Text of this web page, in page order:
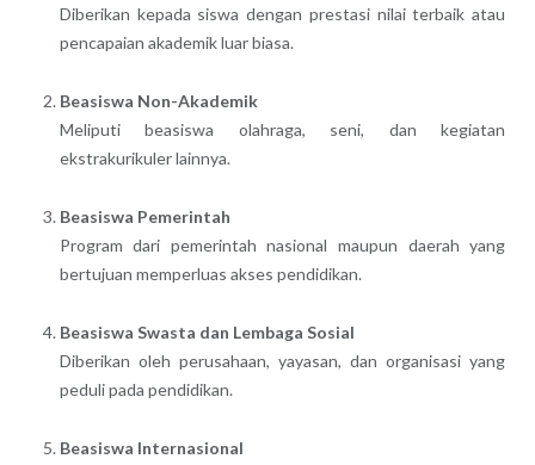
Diberikan kepada siswa dengan prestasi nilai terbaik atau
pencapaian akademik luar biasa.
Beasiswa Non-Akademik
Meliputi beasiswa olahraga, seni, dan kegiatan
ekstrakurikuler lainnya.
Beasiswa Pemerintah
Program dari pemerintah nasional maupun daerah yang
bertujuan memperluas akses pendidikan.
Beasiswa Swasta dan Lembaga Sosial
Diberikan oleh perusahaan, yayasan, dan organisasi yang
peduli pada pendidikan.
Beasiswa Internasional